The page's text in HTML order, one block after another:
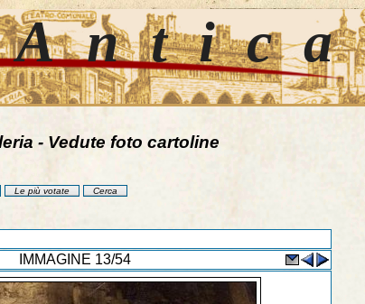
- Vedute foto cartoline
Le più votate Cerca
IMMAGINE 13/54